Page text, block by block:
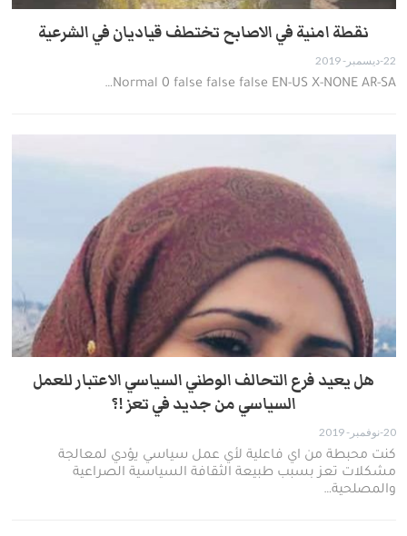
نقطة امنية في الاصابح تختطف قياديان في الشرعية
22-ديسمبر- 2019
Normal 0 false false false EN-US X-NONE AR-SA
…
هل يعيد فرع التحالف الوطني السياسي الاعتبار للعمل
السياسي من جديد في تعز !؟
20-نوفمبر- 2019
كنت محبطة من اي فاعلية لأي عمل سياسي يؤدي لمعالجة
مشكلات تعز بسبب طبيعة الثقافة السياسية الصراعية
والمصلحية…